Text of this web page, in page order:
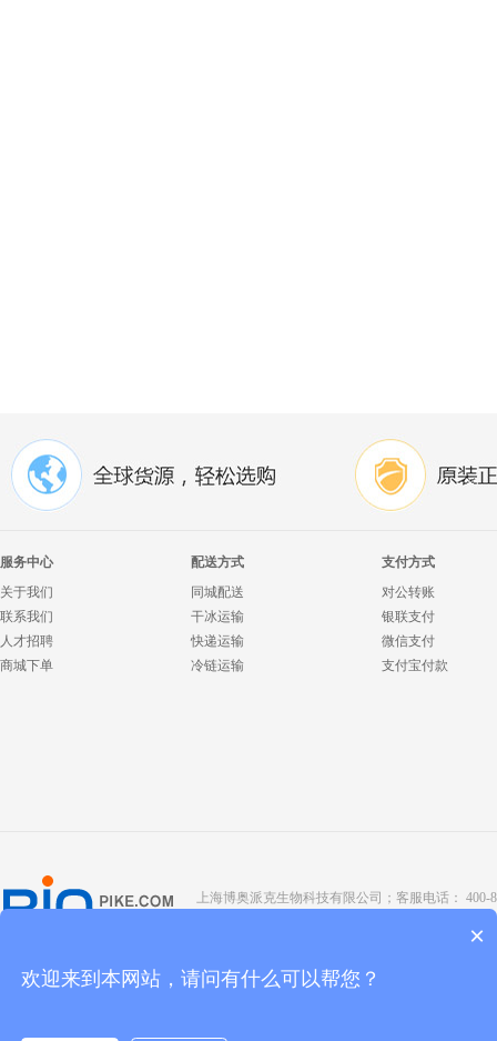
服务中心
关于我们
联系我们
人才招聘
商城下单
配送方式
同城配送
干冰运输
快递运输
冷链运输
支付方式
对公转账
银联支付
微信支付
支付宝付款
上海博奥派克生物科技有限公司；客服电话： 400-
京ICP备
×
欢迎来到本网站，请问有什么可以帮您？